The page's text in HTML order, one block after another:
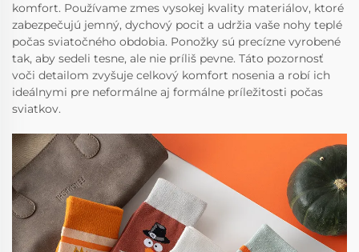
komfort. Používame zmes vysokej kvality materiálov, ktoré
zabezpečujú jemný, dychový pocit a udržia vaše nohy teplé
počas sviatočného obdobia. Ponožky sú precízne vyrobené
tak, aby sedeli tesne, ale nie príliš pevne. Táto pozornosť
voči detailom zvyšuje celkový komfort nosenia a robí ich
ideálnymi pre neformálne aj formálne príležitosti počas
sviatkov.